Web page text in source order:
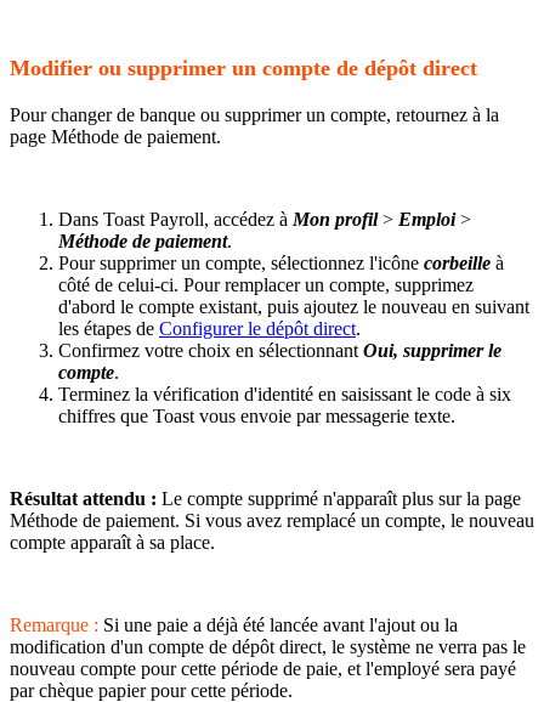
Modifier ou supprimer un compte de dépôt direct
Pour changer de banque ou supprimer un compte, retournez à la
page Méthode de paiement.
Dans Toast Payroll, accédez à Mon profil> Emploi>
Méthode de paiement.
Pour supprimer un compte, sélectionnez l'icône corbeille à
côté de celui-ci. Pour remplacer un compte, supprimez
d'abord le compte existant, puis ajoutez le nouveau en suivant
les étapes de Configurer le dépôt direct.
Confirmez votre choix en sélectionnant Oui, supprimer le
compte.
Terminez la vérification d'identité en saisissant le code à six
chiffres que Toast vous envoie par messagerie texte.
Résultat attendu : Le compte supprimé n'apparaît plus sur la page
Méthode de paiement. Si vous avez remplacé un compte, le nouveau
compte apparaît à sa place.
Remarque : Si une paie a déjà été lancée avant l'ajout ou la
modification d'un compte de dépôt direct, le système ne verra pas le
nouveau compte pour cette période de paie, et l'employé sera payé
par chèque papier pour cette période.